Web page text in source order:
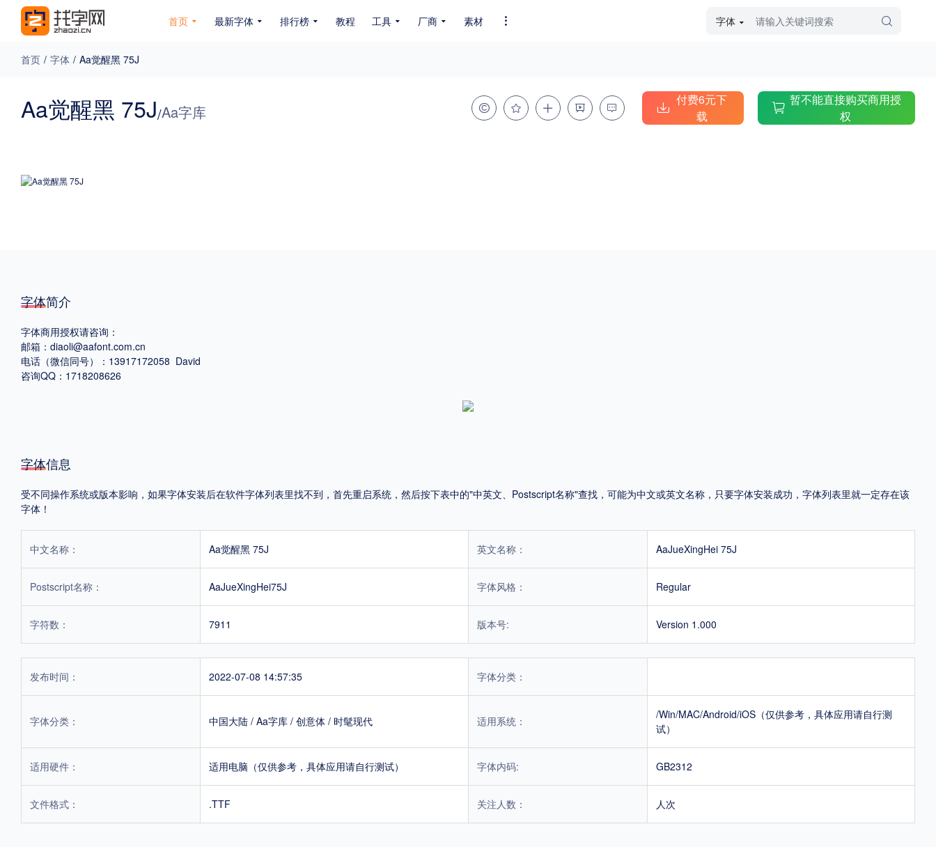
首页 最新字体
免费下载 收费下载 免费商用 GB18030 BIG5 SHIFT-JIS 硬笔手写 毛笔飞白 粉笔勾绘 个性书体
格式
.TTF .OTF .TTC
重要提示：本站提供的字体除标注“
排行榜 教程 工具 厂商 素材 字体
首页 / 字体 / Aa觉醒黑 75J
Aa觉醒黑 75J/Aa字库
付费6元下
载
暂不能直接购买商用授
权
字体简介
字体商用授权请咨询：
邮箱：diaoli@aafont.com.cn
电话（微信同号）：13917172058 David
咨询QQ：1718208626
字体信息
受不同操作系统或版本影响，如果字体安装后在软件字体列表里找不到，首先重启系统，然后按下表中的"中英文、Postscript名称"查找，可能为中文或英文名称，只要字体安装成功，字体列表里就一定存在该
字体！
中文名称： Aa觉醒黑 75J 英文名称： AaJueXingHei 75J
Postscript名称： AaJueXingHei75J 字体风格： Regular
字符数： 7911 版本号: Version 1.000
发布时间： 2022-07-08 14:57:35 字体分类：
字体分类： 中国大陆 / Aa字库 / 创意体 / 时髦现代 适用系统：
/Win/MAC/Android/iOS（仅供参考，具体应用请自行测
试）
适用硬件： 适用电脑（仅供参考，具体应用请自行测试） 字体内码: GB2312
文件格式： .TTF 关注人数： 人次